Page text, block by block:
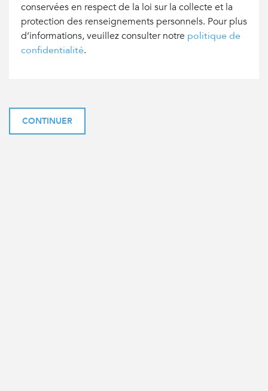
conservées en respect de la loi sur la collecte et la
protection des renseignements personnels. Pour plus
d’informations, veuillez consulter notre politique de
confidentialité.
CONTINUER